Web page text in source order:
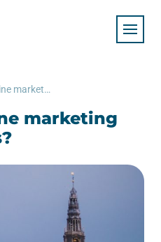
Hoe werkt online marketing voor makelaars?
marketing